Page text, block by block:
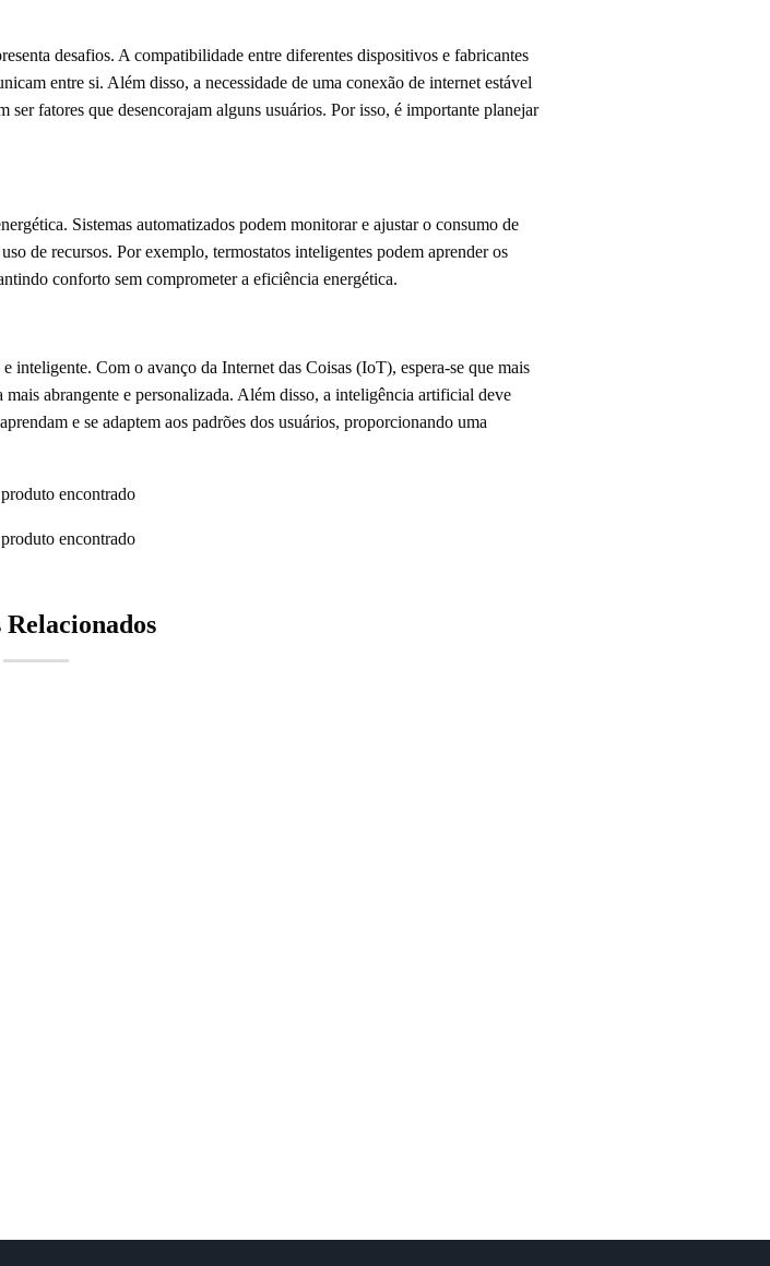
desafios. A compatibilidade entre diferentes dispositivos e fabricantes
entre si. Além disso, a necessidade de uma conexão de internet estável
fatores que desencorajam alguns usuários. Por isso, é importante planejar
Sistemas automatizados podem monitorar e ajustar o consumo de
de recursos. Por exemplo, termostatos inteligentes podem aprender os
conforto sem comprometer a eficiência energética.
inteligente. Com o avanço da Internet das Coisas (IoT), espera-se que mais
abrangente e personalizada. Além disso, a inteligência artificial deve
e se adaptem aos padrões dos usuários, proporcionando uma
encontrado
encontrado
Relacionados